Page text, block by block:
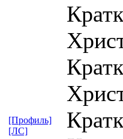
[Профиль]
[ЛС]